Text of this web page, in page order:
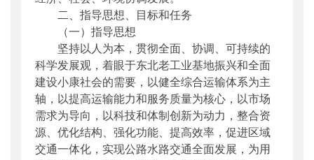
二、指导思想、目标和任务
（一）指导思想
坚持以人为本，贯彻全面、协调、可持续的
科学发展观，着眼于东北老工业基地振兴和全面
建设小康社会的需要，以健全综合运输体系为主
轴，以提高运输能力和服务质量为核心，以市场
需求为导向，以科技和体制创新为动力，整合资
源、优化结构、强化功能、提高效率，促进区域
交通一体化，实现公路水路交通全面发展，为用